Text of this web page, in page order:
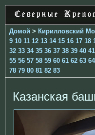
Домой > Кирилловский
9 10 11 12 13 14 15 16 17 18
32 33 34 35 36 37 38 39 40 41
55 56 57 58 59 60 61 62 63 64
78 79 80 81 82 83
Казанская